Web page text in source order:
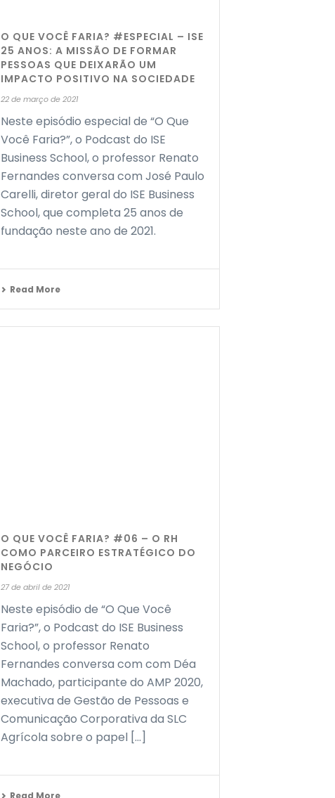
O QUE VOCÊ FARIA? #ESPECIAL – ISE
25 ANOS: A MISSÃO DE FORMAR
PESSOAS QUE DEIXARÃO UM
IMPACTO POSITIVO NA SOCIEDADE
22 de março de 2021
Neste episódio especial de “O Que
Você Faria?”, o Podcast do ISE
Business School, o professor Renato
Fernandes conversa com José Paulo
Carelli, diretor geral do ISE Business
School, que completa 25 anos de
fundação neste ano de 2021.
Read More
O QUE VOCÊ FARIA? #06 – O RH
COMO PARCEIRO ESTRATÉGICO DO
NEGÓCIO
27 de abril de 2021
Neste episódio de “O Que Você
Faria?”, o Podcast do ISE Business
School, o professor Renato
Fernandes conversa com com Déa
Machado, participante do AMP 2020,
executiva de Gestão de Pessoas e
Comunicação Corporativa da SLC
Agrícola sobre o papel [...]
Read More